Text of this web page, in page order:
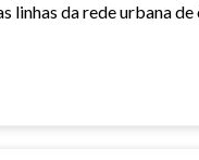
linhas da rede urbana